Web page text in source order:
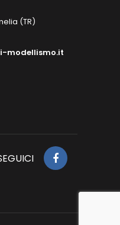
(TR)
modellismo.it